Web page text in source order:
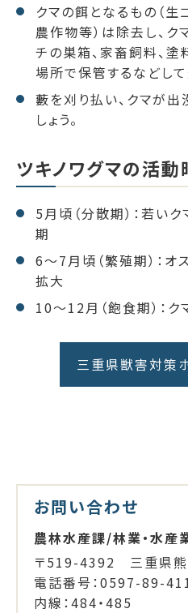
クマの餌となるもの（生
農作物等）は除去し、ク
チの巣箱、家畜飼料、
場所で保管するなどして
藪を刈り払い、クマが出
しょう。
ツキノワグマの活動
5月頃（分散期）：若い
期
6～7月頃（繁殖期）：
拡大
10～12月（飽食期）：
三重県獣害対策
お問い合わせ
農林水産課/林業・水産
〒519-4392 三重県熊
電話番号：0597-89-
内線：484・485